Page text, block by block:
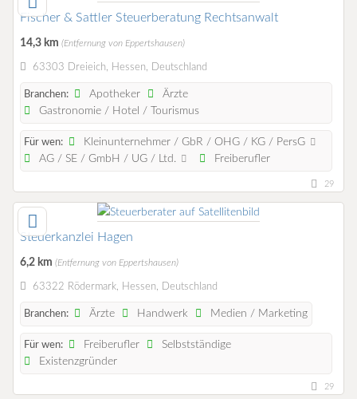
Fischer & Sattler Steuerberatung Rechtsanwalt
14,3 km (Entfernung von Eppertshausen)
63303 Dreieich, Hessen, Deutschland
Branchen: Apotheker
Ärzte
Gastronomie / Hotel / Tourismus
Für wen:
Kleinunternehmer / GbR / OHG / KG / PersG
AG / SE / GmbH / UG / Ltd.
Freiberufler
29
Steuerkanzlei Hagen
6,2 km (Entfernung von Eppertshausen)
63322 Rödermark, Hessen, Deutschland
Branchen: Ärzte Handwerk Medien / Marketing
Für wen: Freiberufler
Selbstständige
Existenzgründer
29